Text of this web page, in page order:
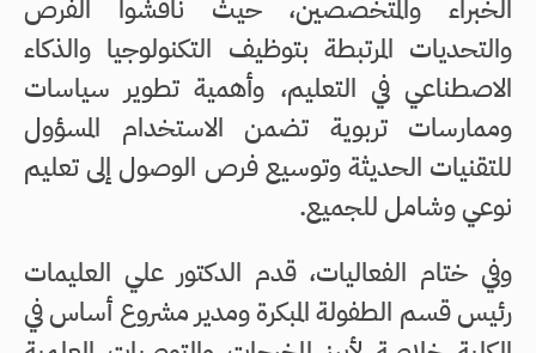
الخبراء والمتخصصين، حيث ناقشوا الفرص
والتحديات المرتبطة بتوظيف التكنولوجيا والذكاء
الاصطناعي في التعليم، وأهمية تطوير سياسات
وممارسات تربوية تضمن الاستخدام المسؤول
للتقنيات الحديثة وتوسيع فرص الوصول إلى تعليم
نوعي وشامل للجميع.
وفي ختام الفعاليات، قدم الدكتور علي العليمات
رئيس قسم الطفولة المبكرة ومدير مشروع أساس في